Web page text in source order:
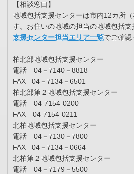
【相談窓口】
地域包括支援センターは市内12カ所
す。お住いの地域の担当の地域包括支
支援センター担当エリア一覧でご確認
柏北部地域包括支援センター
電話 04－7140－8818
FAX 04－7134－6501
柏北部第２地域包括支援センター
電話 04-7154-0200
FAX 04-7154-0211
北柏地域包括支援センター
電話 04－7130－7800
FAX 04－7134－0664
北柏第２地域包括支援センター
電話 04－7179－5500